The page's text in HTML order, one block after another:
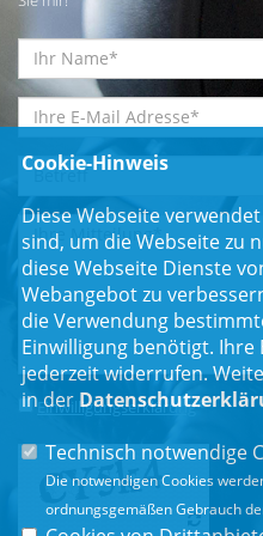
Einwilligungserklärung*
Cookie-Hinweis
Diese Webseite
sind, um die Webseite zu
diese Webseite Dienste
Webangebot zu
die Verwendung
Einwilligung benötigt. Ihre
jederzeit widerrufen.
in der
Technisch notwendige
Die notwendigen Cookies
ordnungsgemäßen Gebrauch